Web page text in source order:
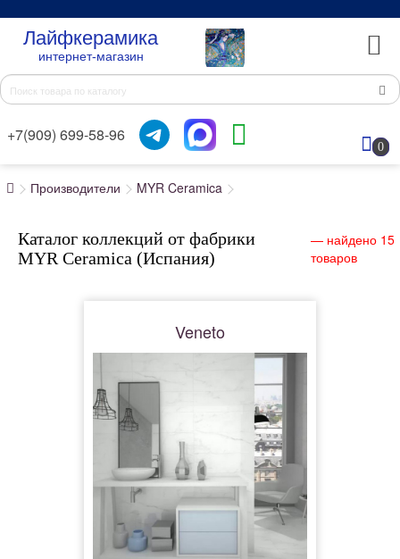
Лайфкерамика
интернет-магазин
+7(909) 699-58-96
0
Производители MYR Ceramica
Каталог коллекций от фабрики
MYR Ceramica (Испания)
— найдено 15
товаров
Veneto